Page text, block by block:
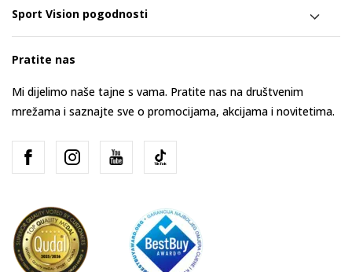
Sport Vision pogodnosti
Pratite nas
Mi dijelimo naše tajne s vama. Pratite nas na društvenim
mrežama i saznajte sve o promocijama, akcijama i novitetima.